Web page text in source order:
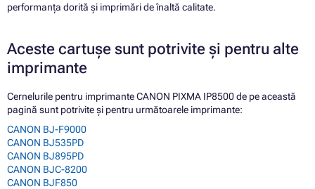
performanța dorită și imprimări de înaltă calitate.
Aceste cartușe sunt potrivite și pentru alte
imprimante
Cernelurile pentru imprimante CANON PIXMA IP8500 de pe această
pagină sunt potrivite și pentru următoarele imprimante:
CANON BJ-F9000
CANON BJ535PD
CANON BJ895PD
CANON BJC-8200
CANON BJF850